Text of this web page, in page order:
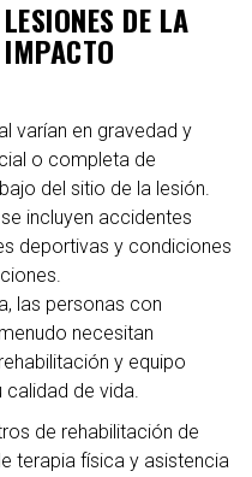
DE LA
varían en gravedad y
o completa de
del sitio de la lesión.
incluyen accidentes
deportivas y condiciones
las personas con
necesitan
y equipo
calidad de vida.
de rehabilitación de
terapia física y asistencia